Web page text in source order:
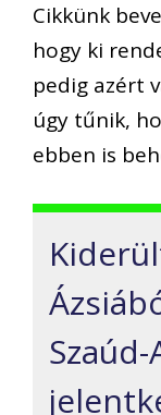
Cikkünk
hogy ki
pedig azért
úgy tűnik,
ebben is